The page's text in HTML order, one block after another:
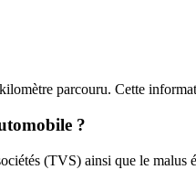
parcouru. Cette
?
(TVS) ainsi que le malus